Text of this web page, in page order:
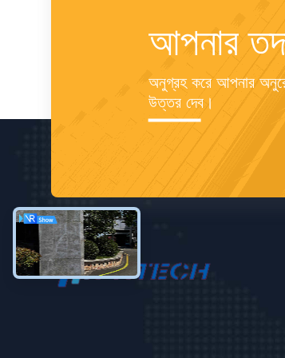
আপনার
অনুগ্রহ করে আপনার
উত্তর দেব।